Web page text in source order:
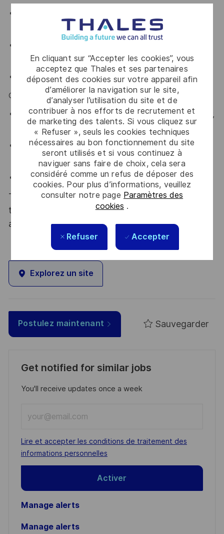
En cliquant sur “Accepter les cookies”, vous
acceptez que Thales et ses partenaires
déposent des cookies sur votre appareil afin
d’améliorer la navigation sur le site,
d’analyser l’utilisation du site et de
contribuer à nos efforts de recrutement et
de marketing des talents. Si vous cliquez sur
« Refuser », seuls les cookies techniques
nécessaires au bon fonctionnement du site
seront utilisés et si vous continuez à
naviguer sans faire de choix, cela sera
considéré comme un refus de déposer des
cookies. Pour plus d’informations, veuillez
consulter notre page Paramètres des
cookies .
Refuser Accepter
Efficiency
Confluence : espace de travail interne de l’équipe
Compréhension de l’usage des outils par les TCs :
Designers de spécifications : Gepeto, VPS, DP Designer,
GP Designer
Administration de carte : Card Admin, SeS, CardX, PE
Validation de profile : CVT, eTPT
Thales, entreprise Handi-Engagée, reconnait
tous les talents. La diversité est notre meilleur
atout. Postulez et rejoignez nous !
Explorez un site
Postulez maintenant Sauvegarder
Get notified for similar jobs
You'll receive updates once a week
Email
address
(Required)
Required
Lire et accepter les conditions de traitement des
informations personnelles
Activer
Manage alerts
Manage alerts